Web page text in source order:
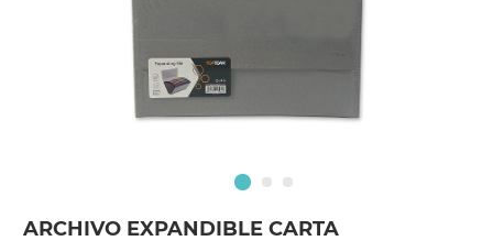
ARCHIVO EXPANDIBLE CARTA